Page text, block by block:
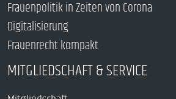
Frauenpolitik in Zeiten von Corona
Digitalisierung
Frauenrecht kompakt
MITGLIEDSCHAFT & SERVICE